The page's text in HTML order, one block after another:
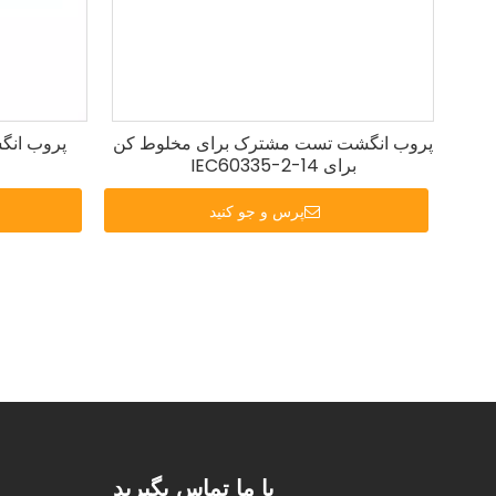
پروب انگشت تست مشترک برای مخلوط کن
برای IEC60335-2-14
پرس و جو کنید
پروب
با ما تماس بگیرید